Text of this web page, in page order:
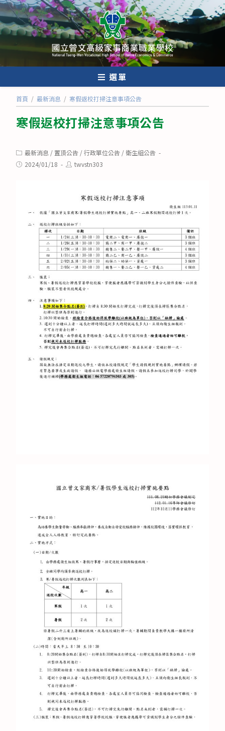
跳
轉
至
內
選單
首頁 / 最新消息 / 寒假返校打掃注意事項公告
寒假返校打掃注意事項公告
Post
category:
最新消息 / 置頂公告 /行政單位公告 /衛生組公告
Post2024/01/18
Posttwvstn303